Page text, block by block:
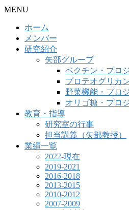
MENU
ホーム
メンバー
研究紹介
矢部グループ
ペクチン・プロ
プロテオグリカ
野菜機能・プロ
オリゴ糖・プロ
教育・指導
研究室の行事
担当講義（矢部教授）
業績一覧
2022-現在
2019-2021
2016-2018
2013-2015
2010-2012
2007-2009